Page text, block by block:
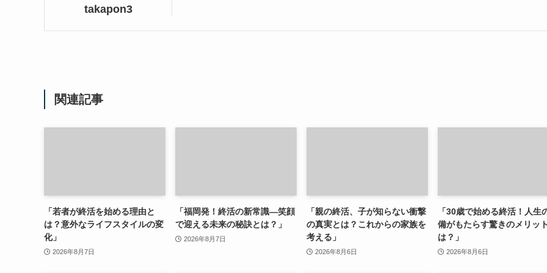
takapon3
関連記事
「若者が終活を始める理由と
は？意外なライフスタイルの変
化」
2026年8月7日
「福岡発！終活の新常識—笑顔
で迎える未来の秘訣とは？」
2026年8月7日
「親の終活、子が知らない衝撃
の真実とは？これからの家族を
考える」
2026年8月6日
「30歳で始める終活！人生
備がもたらす驚きのメリッ
は？」
2026年8月6日